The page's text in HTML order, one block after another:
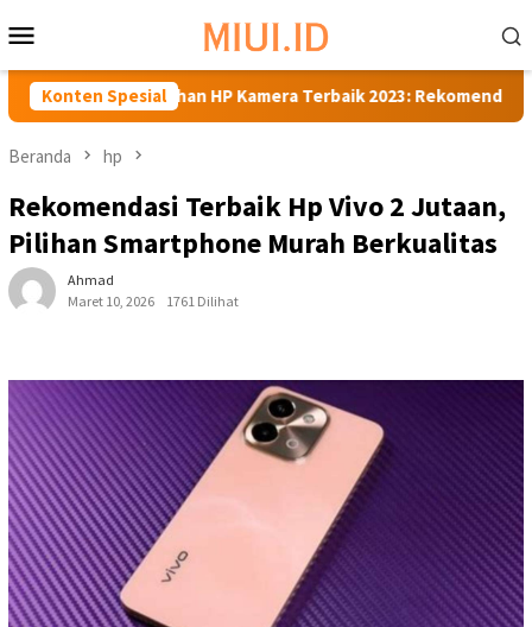
ke
kontenMobile
Konten Spesial
Pilihan HP Kamera Terbaik 2023: Rekomendasi Terbaik
Beranda hp
Rekomendasi Terbaik Hp Vivo 2 Jutaan,
Pilihan Smartphone Murah Berkualitas
Ahmad
Maret 10, 2026
1761 Dilihat